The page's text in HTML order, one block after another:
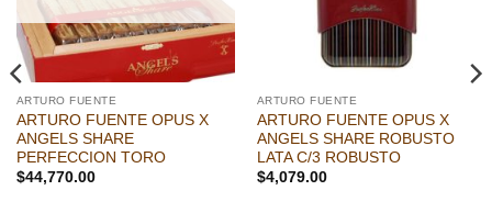
ARTURO FUENTE
ARTURO FUENTE OPUS X
ANGELS SHARE
PERFECCION TORO
$44,770.00
ARTURO FUENTE
ARTURO FUENTE OPUS X
ANGELS SHARE ROBUSTO
LATA C/3 ROBUSTO
$4,079.00